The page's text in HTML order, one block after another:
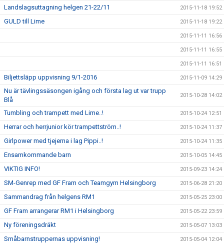
Landslagsuttagning helgen 21-22/11 2015-11-18 19:52
GULD till Lime 2015-11-18 19:22
2015-11-11 16:56
2015-11-11 16:55
2015-11-11 16:51
Biljettsläpp uppvisning 9/1-2016 2015-11-09 14:29
Nu är tävlingssäsongen igång och första lag ut var trupp
Blå
2015-10-28 14:02
Tumbling och trampett med Lime..! 2015-10-24 12:51
Herrar och herrjunior kör trampettström..! 2015-10-24 11:37
Girlpower med tjejerna i lag Pippi..! 2015-10-24 11:35
Ensamkommande barn 2015-10-05 14:45
VIKTIG INFO! 2015-09-23 14:24
SM-Genrep med GF Fram och Teamgym Helsingborg 2015-06-28 21:20
Sammandrag från helgens RM1 2015-05-25 23:00
GF Fram arrangerar RM1 i Helsingborg 2015-05-22 23:59
Ny föreningsdräkt 2015-05-07 13:03
Småbarnstruppernas uppvisning! 2015-05-04 12:04